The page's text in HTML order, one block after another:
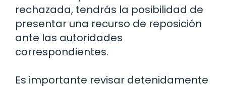
rechazada, tendrás la posibilidad de
presentar una recurso de reposición
ante las autoridades
correspondientes.
Es importante revisar detenidamente